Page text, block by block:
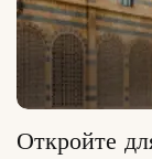
Откройте